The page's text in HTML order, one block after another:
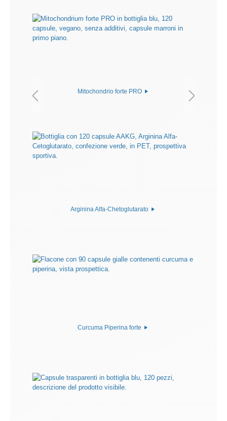
Mitochondrio forte PRO
Arginina Alfa-Chetoglutarato
Curcuma Piperina forte